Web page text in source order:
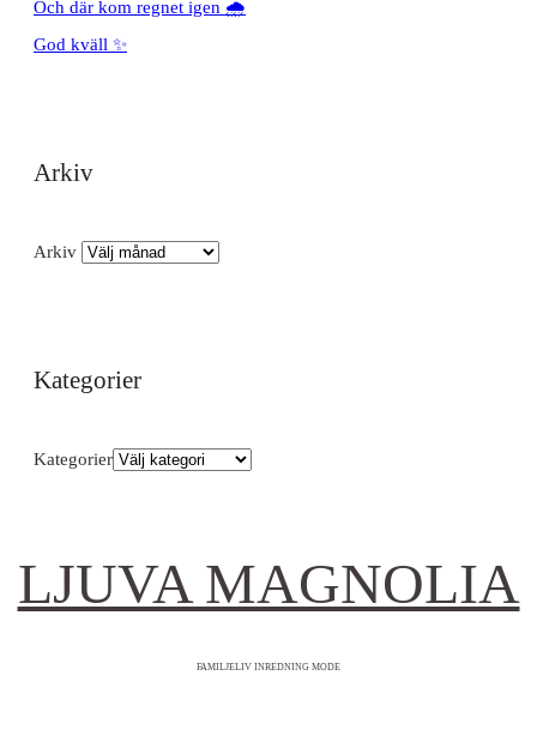
Och där kom regnet igen 🌧️
God kväll ✨
Arkiv
Arkiv
Kategorier
Kategorier
LJUVA MAGNOLIA
FAMILJELIV INREDNING MODE